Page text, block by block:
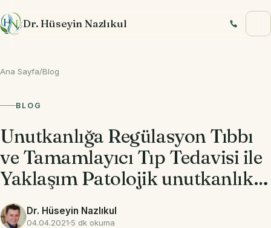
Dr. Hüseyin Nazlıkul
Ana Sayfa/Blog
BLOG
Unutkanlığa Regülasyon Tıbbı
ve Tamamlayıcı Tıp Tedavisi ile
Yaklaşım Patolojik unutkanlık…
Dr. Hüseyin Nazlıkul
04.04.2021 5 dk okuma